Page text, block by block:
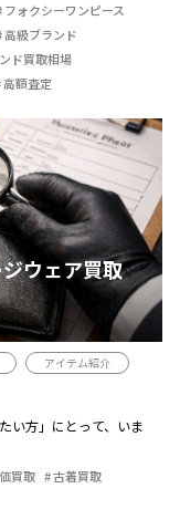
フォクシーワンピース
高級ブランド
ド買取相場
高額査定
ウェア買取
アイテム紹介
い方」にとって、いま
買取
古着買取